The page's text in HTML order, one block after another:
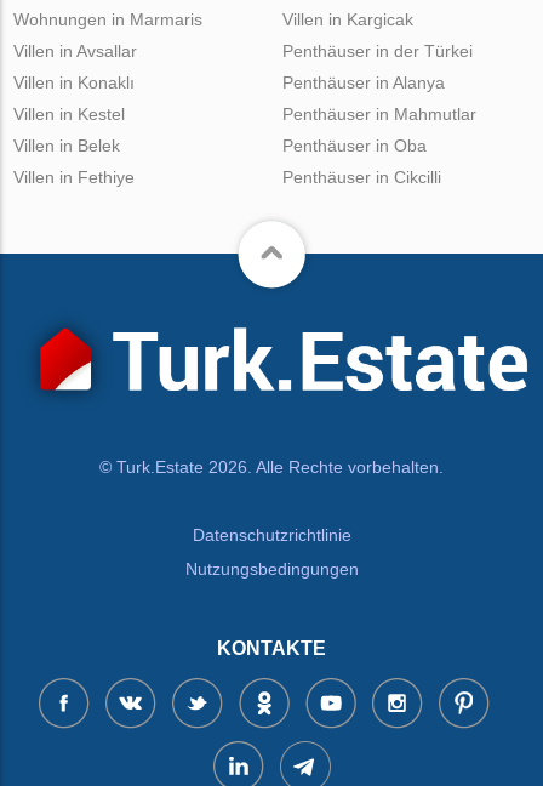
Wohnungen in Marmaris
Villen in Kargicak
Villen in Avsallar
Villen in Konaklı
Villen in Kestel
Villen in Belek
Villen in Fethiye
Penthäuser in der Türkei
Penthäuser in Alanya
Penthäuser in Mahmutlar
Penthäuser in Oba
Penthäuser in Cikcilli
© Turk.Estate 2026. Alle Rechte vorbehalten.
Datenschutzrichtlinie
Nutzungsbedingungen
KONTAKTE